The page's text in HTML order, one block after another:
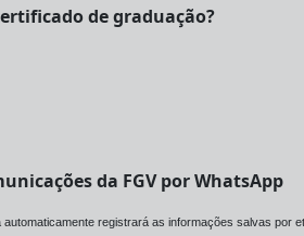
Possui diploma ou certificado de graduação?
da FGV por WhatsApp
registrará as informações salvas